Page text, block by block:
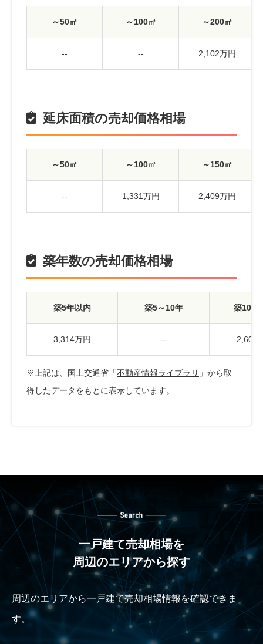
～50㎡ ～100㎡ ～200㎡
-- -- 2,102万円
延床面積の売却価格相場
～50㎡ ～100㎡ ～150㎡
-- 1,331万円 2,409万円
築年数の売却価格相場
築5年以内 築5～10年 築10～
3,314万円 -- 2,600
※上記は、国土交通省「不動産情報ライブラリ 」から取
得したデータをもとに表示しています。
一戸建て売却相場を
周辺のエリアから探す
周辺のエリアから一戸建て売却相場情報を確認できま
す。